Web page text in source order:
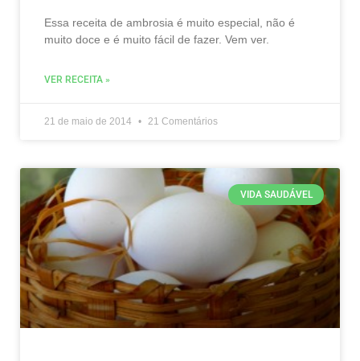
Essa receita de ambrosia é muito especial, não é
muito doce e é muito fácil de fazer. Vem ver.
VER RECEITA »
21 de maio de 2014 21 Comentários
VIDA SAUDÁVEL